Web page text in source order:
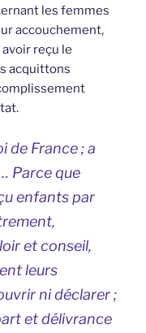
les femmes
accouchement,
reçu le
acquittons
de France ; a
Parce que
enfants par
et conseil,
leurs
ni déclarer ;
et délivrance